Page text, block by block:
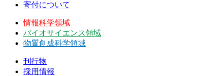
寄付について
情報科学領域
バイオサイエンス領域
物質創成科学領域
刊行物
採用情報